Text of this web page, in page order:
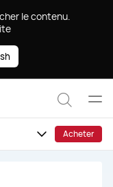
le contenu
le
Acheter